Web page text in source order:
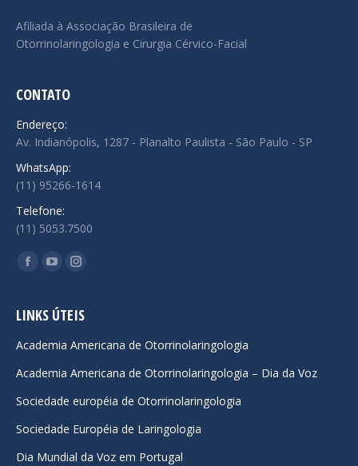
Afiliada à Associação Brasileira de
Otorrinolaringologia e Cirurgia Cérvico-Facial
CONTATO
Endereço:
Av. Indianópolis, 1287 - Planalto Paulista - São Paulo - SP
WhatsApp:
(11) 95266-1614
Telefone:
(11) 5053.7500
Encontre-nos em:
Facebook
opens
new
window
YouTube
opens
new
window
Instagram
opens
new
window
LINKS ÚTEIS
Academia Americana de Otorrinolaringologia
Academia Americana de Otorrinolaringologia – Dia da Voz
Sociedade européia de Otorrinolaringologia
Sociedade Européia de Laringologia
Dia Mundial da Voz em Portugal